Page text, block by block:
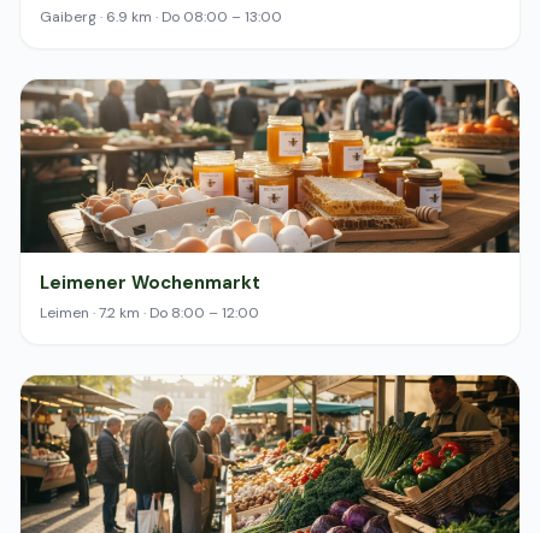
Gaiberg · 6.9 km · Do 08:00 – 13:00
Leimener Wochenmarkt
Leimen · 7.2 km · Do 8:00 – 12:00